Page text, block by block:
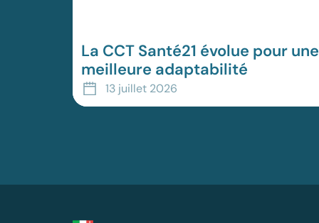
La CCT Santé21 évolue pour une
meilleure adaptabilité
La convention collective de travail (CCT)
Santé21 franchit une nouvelle étape. Les
13 juillet 2026